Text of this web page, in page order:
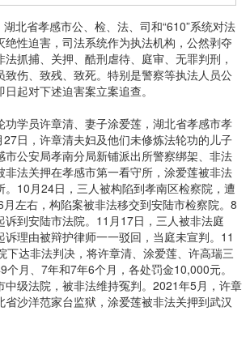
北省孝感市公、检、法、司和“610”系统对法
绝性迫害，司法系统作为执法机构，公然剥夺
抓捕、关押、酷刑虐待、庭审、无罪判刑，
致伤、致残、致死。特别是警察等执法人员公
起对下述迫害案立案追查。
功学员许章清、妻子涂爱莲，湖北省孝感市孝
日，许章清夫妇及他们未修炼法轮功的儿子
市公安局孝南分局新铺派出所警察绑架、非法
非法关押在孝感市第一看守所，涂爱莲被非法
。10月24日，三人被构陷到孝南区检察院，遭
左右，构陷案被非法移交到安陆市检察院。8
诉到安陆市法院。11月17日，三人被非法庭
诉理由被辩护律师一一驳回，当庭未宣判。11
下达非法判决，将许章清、涂爱莲、许高瑞三
个月、7年和7年6个月，各处罚金10,000元。
中级法院，被非法维持冤判。2021年5月，许章
省沙洋范家台监狱，涂爱莲被非法关押到武汉